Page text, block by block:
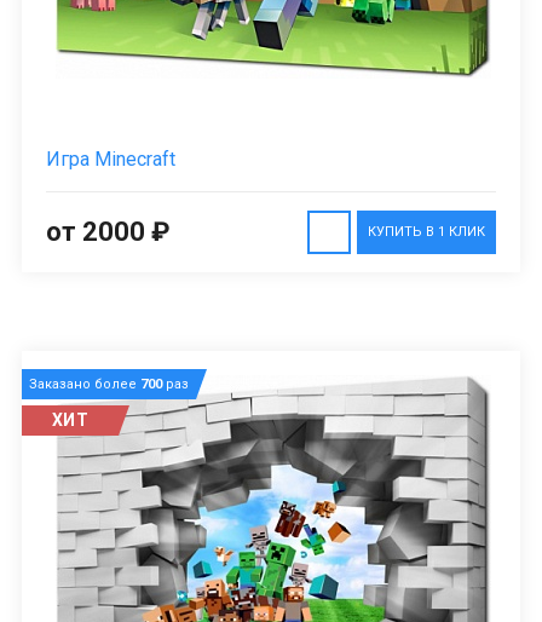
Игра Minecraft
КУПИТЬ В 1 КЛИК
от 2000 ₽
Заказано более 700раз
ХИТ